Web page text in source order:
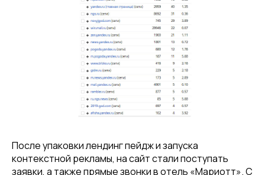
После упаковки лендинг пейдж и запуска
контекстной рекламы, на сайт стали поступать
заявки, а также прямые звонки в отель «Мариотт». С